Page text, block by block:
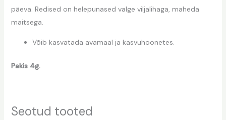
päeva. Redised on helepunased valge viljalihaga, maheda
maitsega.
Võib kasvatada avamaal ja kasvuhoonetes.
Pakis 4g.
Seotud tooted